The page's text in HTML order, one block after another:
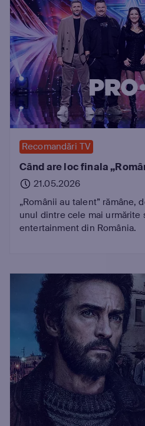
Recomandări TV
Când are loc finala
21.05.2026
„Românii au talent” rămâne,
unul dintre cele mai urmărite
entertainment din România.